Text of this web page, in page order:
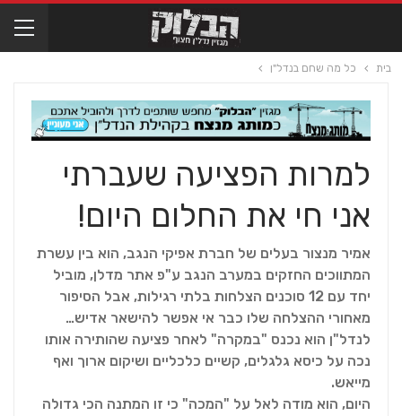
בית כל מה שחם בנדל"ן
למרות הפציעה שעברתי
אני חי את החלום היום!
אמיר מנצור בעלים של חברת אפיקי הנגב, הוא בין עשרת
המתווכים החזקים במערב הנגב ע"פ אתר מדלן, מוביל
יחד עם 12 סוכנים הצלחות בלתי רגילות, אבל הסיפור
מאחורי ההצלחה שלו כבר אי אפשר להישאר אדיש…
לנדל"ן הוא נכנס "במקרה" לאחר פציעה שהותירה אותו
נכה על כיסא גלגלים, קשיים כלכליים ושיקום ארוך ואף
מייאש.
היום, הוא מודה לאל על "המכה" כי זו המתנה הכי גדולה